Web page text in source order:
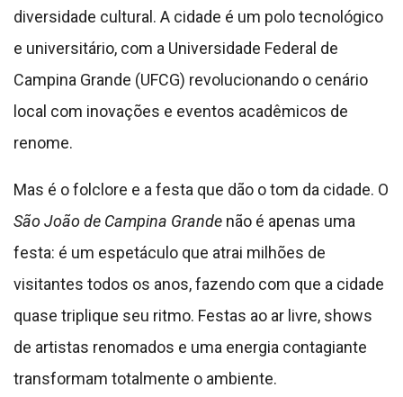
diversidade cultural. A cidade é um polo tecnológico
e universitário, com a Universidade Federal de
Campina Grande (UFCG) revolucionando o cenário
local com inovações e eventos acadêmicos de
renome.
Mas é o folclore e a festa que dão o tom da cidade. O
São João de Campina Grande não é apenas uma
festa: é um espetáculo que atrai milhões de
visitantes todos os anos, fazendo com que a cidade
quase triplique seu ritmo. Festas ao ar livre, shows
de artistas renomados e uma energia contagiante
transformam totalmente o ambiente.